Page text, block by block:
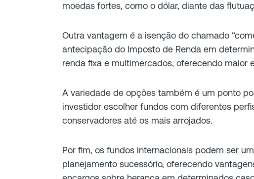
moedas fortes, como o dólar, diante das
Outra vantagem é a isenção do chamado
antecipação do Imposto de Renda em
renda fixa e multimercados, oferecendo maior
A variedade de opções também é um ponto
investidor escolher fundos com diferentes
conservadores até os mais arrojados.
Por fim, os fundos internacionais podem ser
planejamento sucessório, oferecendo